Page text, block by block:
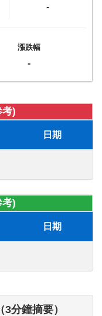
-
漲跌幅
-
考)
日期
)
日期
分鐘摘要）